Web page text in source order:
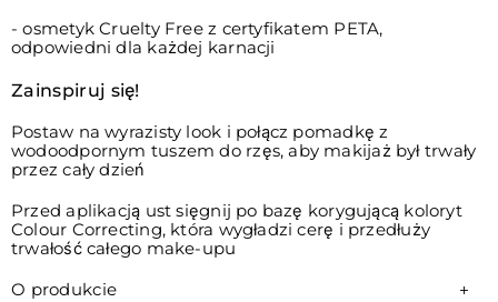
- osmetyk Cruelty Free z certyfikatem PETA,
odpowiedni dla każdej karnacji
Zainspiruj się!
Postaw na wyrazisty look i połącz pomadkę z
wodoodpornym tuszem do rzęs, aby makijaż był trwały
przez cały dzień
Przed aplikacją ust sięgnij po bazę korygującą koloryt
Colour Correcting, która wygładzi cerę i przedłuży
trwałość całego make-upu
O produkcie